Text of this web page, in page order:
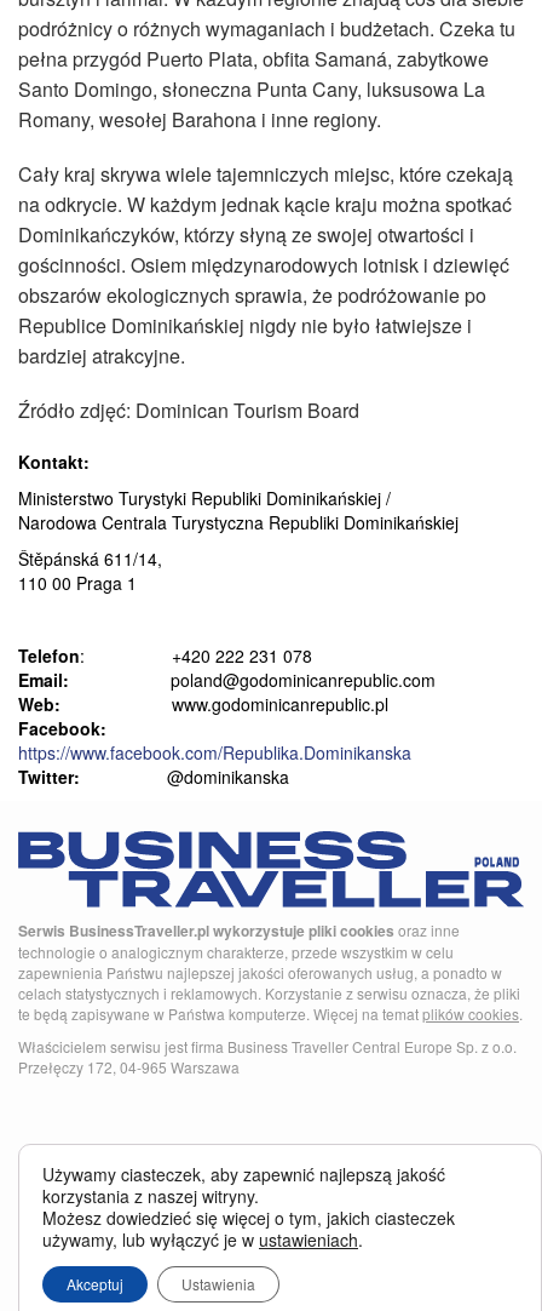
podróżnicy o różnych wymaganiach i budżetach. Czeka tu
pełna przygód Puerto Plata, obfita Samaná, zabytkowe
Santo Domingo, słoneczna Punta Cany, luksusowa La
Romany, wesołej Barahona i inne regiony.
Cały kraj skrywa wiele tajemniczych miejsc, które czekają
na odkrycie. W każdym jednak kącie kraju można spotkać
Dominikańczyków, którzy słyną ze swojej otwartości i
gościnności. Osiem międzynarodowych lotnisk i dziewięć
obszarów ekologicznych sprawia, że podróżowanie po
Republice Dominikańskiej nigdy nie było łatwiejsze i
bardziej atrakcyjne.
Źródło zdjęć: Dominican Tourism Board
Kontakt:
Ministerstwo Turystyki Republiki Dominikańskiej /
Narodowa Centrala Turystyczna Republiki Dominikańskiej
Štěpánská 611/14,
110 00 Praga 1
Telefon: +420 222 231 078
Email: poland@godominicanrepublic.com
Web: www.godominicanrepublic.pl
Facebook:
https://www.facebook.com/Republika.Dominikanska
Twitter: @dominikanska
Serwis BusinessTraveller.pl wykorzystuje pliki cookies oraz inne
technologie o analogicznym charakterze, przede wszystkim w celu
zapewnienia Państwu najlepszej jakości oferowanych usług, a ponadto w
celach statystycznych i reklamowych. Korzystanie z serwisu oznacza, że pliki
te będą zapisywane w Państwa komputerze. Więcej na tematplików cookies.
Właścicielem serwisu jest firma Business Traveller Central Europe Sp. z o.o.
Przełęczy 172, 04-965 Warszawa
Używamy ciasteczek, aby zapewnić najlepszą jakość
korzystania z naszej witryny.
Możesz dowiedzieć się więcej o tym, jakich ciasteczek
używamy, lub wyłączyć je w ustawieniach.
Akceptuj Ustawienia